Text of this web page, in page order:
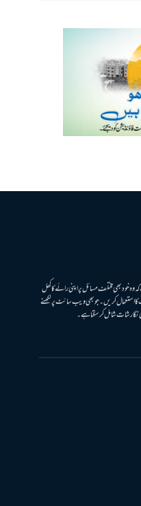
وہ خود بھی مختلف مسائل پر اپنی رائے کا کھل
استعمال کریں۔ جو بھی ویب سائٹ پر لکھنے
نگارشات شامل کرسکتا ہے۔